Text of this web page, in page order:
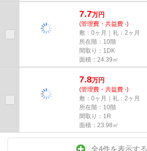
7.7万円
(管理費・共益費 -)
敷：0ヶ月｜礼：2ヶ月
所在階：10階
間取り：1DK
面積：24.39㎡
7.8万円
(管理費・共益費 -)
敷：0ヶ月｜礼：2ヶ月
所在階：10階
間取り：1R
面積：23.98㎡
全4件を表示する